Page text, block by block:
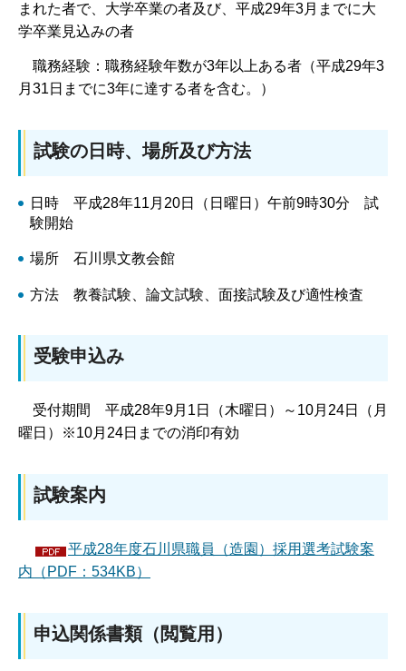
まれた者で、大学卒業の者及び、平成29年3月までに大
学卒業見込みの者
職務経験：職務経験年数が3年以上ある者（平成29年3
月31日までに3年に達する者を含む。）
試験の日時、場所及び方法
日時 平成28年11月20日（日曜日）午前9時30分 試
験開始
場所 石川県文教会館
方法 教養試験、論文試験、面接試験及び適性検査
受験申込み
受付期間 平成28年9月1日（木曜日）～10月24日（月
曜日）※10月24日までの消印有効
試験案内
平成28年度石川県職員（造園）採用選考試験案
内（PDF：534KB）
申込関係書類（閲覧用）